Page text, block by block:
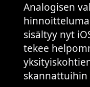
Analogisen
sisältyy nyt
tekee
skannattuihin